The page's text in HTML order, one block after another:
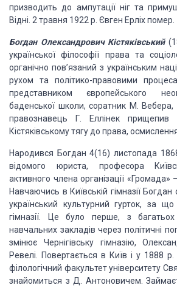
призводить до ам­путації ніг та
Відні. 2 травня 1922 р. Євген Ерліх помер.
Богдан Олександрович Кістяківський
української філософії права та
органічно пов’язаний з українським
рухом та політико-правовими
представником європейського
баденської школи, соратник М.
Вебера,
правознавець Г. Еллінек прищепив
Кістяківському тягу до права,
Народився Богдан 4(16) листопада
відомого юриста, професора
активного члена організа­ції «Громада»
Навчаючись в Київській гімназії Богдан
український культурний гурток, за
гімназії. Це було перше, з
навчальних закладів через політичні
змінює Чернігівську гімназію,
Ревелі. Поверта­ється в Київ і у 1888 р.
філологічний факультет університету
знайомиться з Д. Антоновичем.